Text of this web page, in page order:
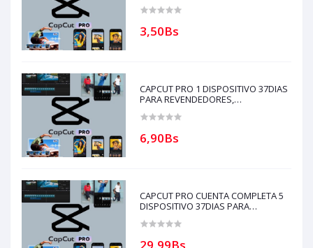
creditos puede comprar)
3,50Bs
CAPCUT PRO 1 DISPOSITIVO 37DIAS
PARA REVENDEDORES,
puede comprar, ) para soporte
6,90Bs
CAPCUT PRO CUENTA COMPLETA 5
DISPOSITIVO 37DIAS PARA
(solo con creditos puede comprar, )